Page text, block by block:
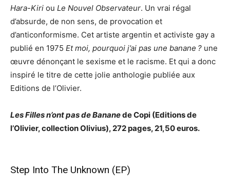
Hara-Kiri ou Le Nouvel Observateur. Un vrai régal
d’absurde, de non sens, de provocation et
d’anticonformisme. Cet artiste argentin et activiste gay a
publié en 1975 Et moi, pourquoi j’ai pas une banane ? une
œuvre dénonçant le sexisme et le racisme. Et qui a donc
inspiré le titre de cette jolie anthologie publiée aux
Editions de l’Olivier.
Les Filles n’ont pas de Bananede Copi (Editions de
l’Olivier, collection Olivius), 272 pages, 21,50 euros.
Step Into The Unknown (EP)